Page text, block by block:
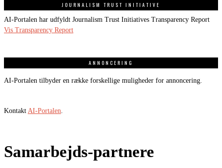
JOURNALISM TRUST INITIATIVE
AI-Portalen har udfyldt Journalism Trust Initiatives Transparency Report
Vis Transparency Report
ANNONCERING
AI-Portalen tilbyder en række forskellige muligheder for annoncering.
Kontakt AI-Portalen
Samarbejds-partnere